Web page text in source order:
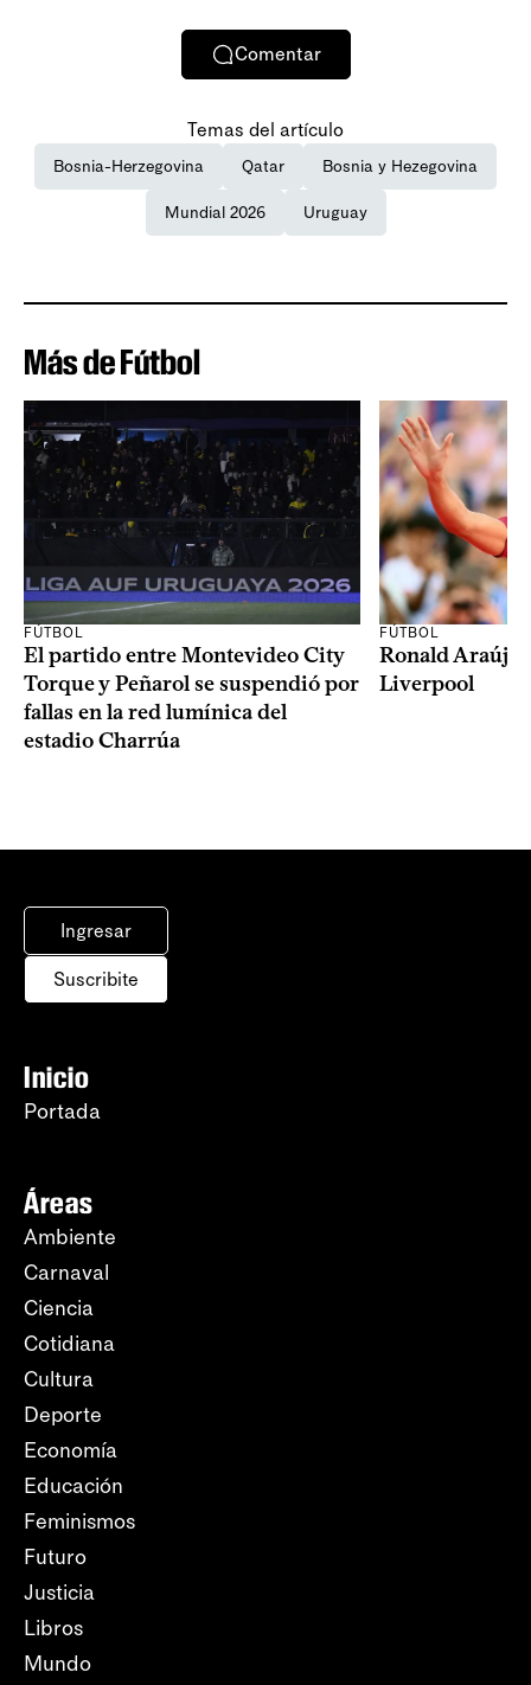
Comentar
Temas del artículo
Bosnia-Herzegovina Qatar Bosnia y Hezegovina
Mundial 2026 Uruguay
Más de Fútbol
FÚTBOL
El partido entre Montevideo City
Torque y Peñarol se suspendió por
fallas en la red lumínica del
estadio Charrúa
FÚTBOL
Ronald Araújo
Liverpool
Ingresar
Suscribite
Inicio
Portada
Áreas
Ambiente
Carnaval
Ciencia
Cotidiana
Cultura
Deporte
Economía
Educación
Feminismos
Futuro
Justicia
Libros
Mundo